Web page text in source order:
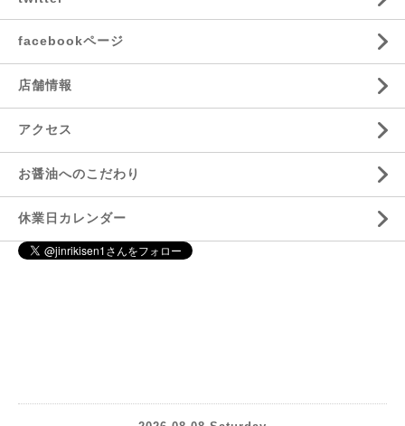
facebookページ
店舗情報
アクセス
お醤油へのこだわり
休業日カレンダー